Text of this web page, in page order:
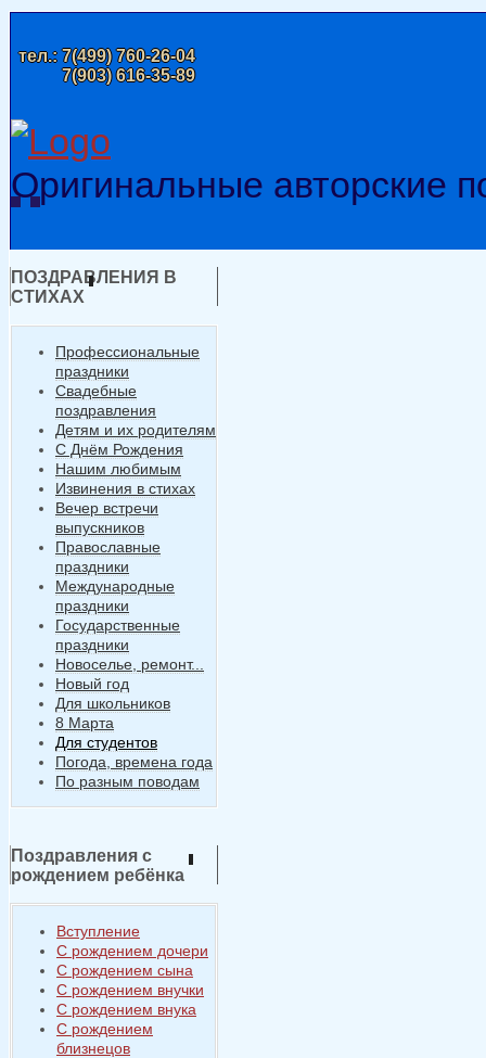
тел.:7(499) 760-26-04
7(903) 616-35-89
Оригинальные авторские
ПОЗДРАВЛЕНИЯ В
СТИХАХ
Профессиональные
праздники
Свадебные
поздравления
Детям и их родителям
С Днём Рождения
Нашим любимым
Извинения в стихах
Вечер встречи
выпускников
Православные
праздники
Международные
праздники
Государственные
праздники
Новоселье, ремонт...
Новый год
Для школьников
8 Марта
Для студентов
Погода, времена года
По разным поводам
Поздравления с
рождением ребёнка
Вступление
С рождением дочери
С рождением сына
С рождением внучки
С рождением внука
С рождением
близнецов